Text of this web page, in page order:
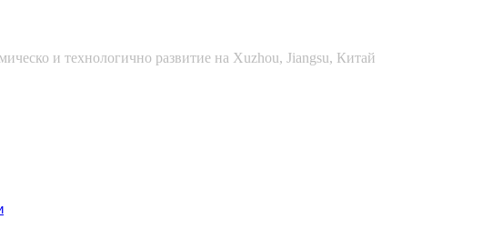
и технологично развитие на Xuzhou, Jiangsu, Китай